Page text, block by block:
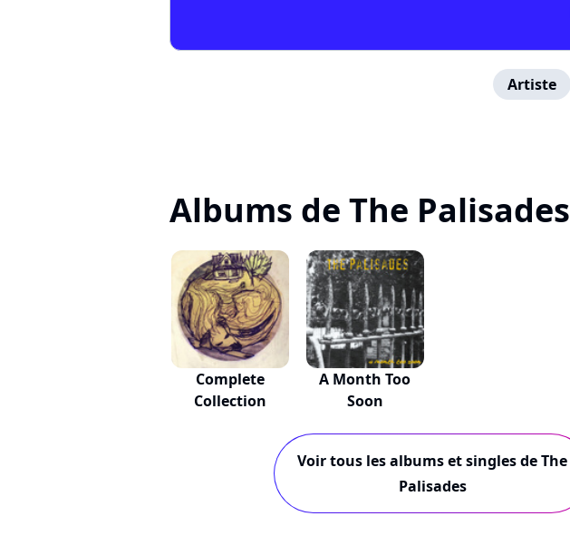
Artiste
Albums de The Palisades
Complete
Collection
A Month Too
Soon
Voir tous les albums et singles de The
Palisades